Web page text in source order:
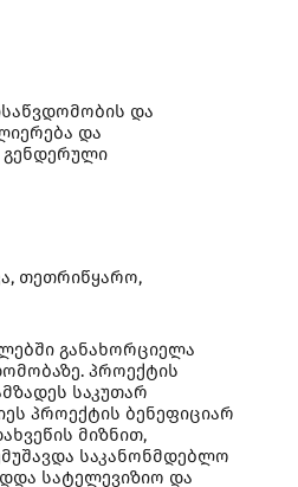
და
და
გენდერული
თეთრიწყარო,
განახორციელა
პროექტის
საკუთარ
პროექტის ბენეფიციარ
მიზნით,
საკანონმდებლო
სატელევიზიო და